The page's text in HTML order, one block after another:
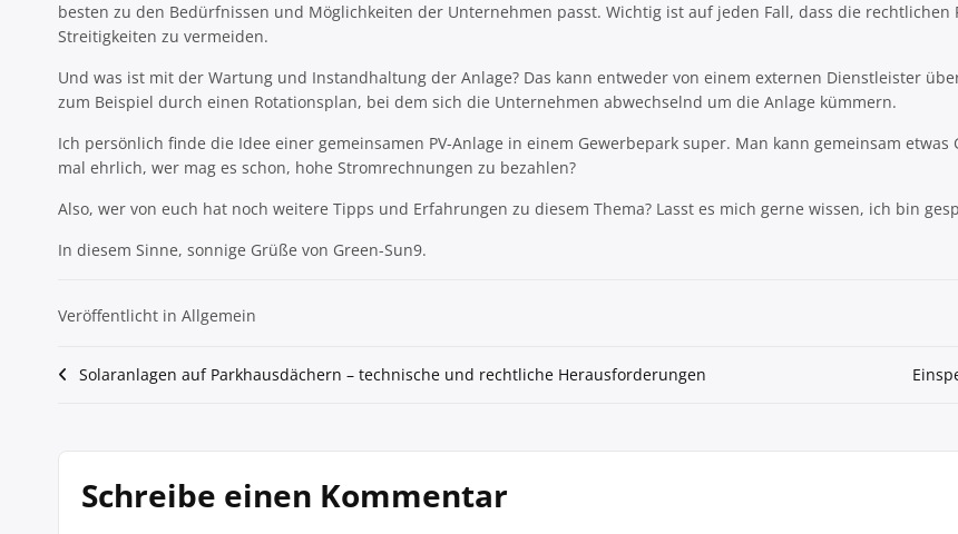
besten zu den Bedürfnissen und Möglichkeiten der Unternehmen passt. Wichtig ist auf jeden Fall, dass die
Streitigkeiten zu vermeiden.
Und was ist mit der Wartung und Instandhaltung der Anlage? Das kann entweder von einem externen Dienstleister
zum Beispiel durch einen Rotationsplan, bei dem sich die Unternehmen abwechselnd um die Anlage kümmern.
Ich persönlich finde die Idee einer gemeinsamen PV-Anlage in einem Gewerbepark super. Man kann gemeinsam
mal ehrlich, wer mag es schon, hohe Stromrechnungen zu bezahlen?
Also, wer von euch hat noch weitere Tipps und Erfahrungen zu diesem Thema? Lasst es mich gerne wissen, ich bin
In diesem Sinne, sonnige Grüße von Green-Sun9.
Veröffentlicht in Allgemein
Beitragsnavigation
Solaranlagen auf Parkhausdächern – technische und rechtliche Herausforderungen
Schreibe einen Kommentar